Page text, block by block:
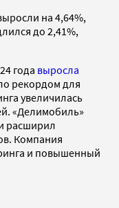
на 4,64%,
до 2,41%,
года выросла
рекордом для
увеличилась
«Делимобиль»
расширил
Компания
и повышенный